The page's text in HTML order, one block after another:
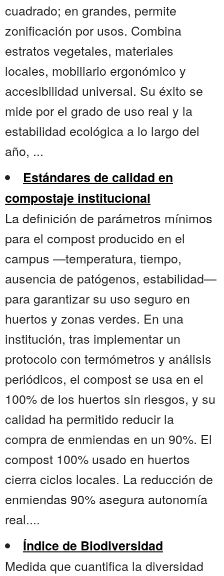
cuadrado; en grandes, permite
zonificación por usos. Combina
estratos vegetales, materiales
locales, mobiliario ergonómico y
accesibilidad universal. Su éxito se
mide por el grado de uso real y la
estabilidad ecológica a lo largo del
año, ...
Estándares de calidad en
compostaje institucional
La definición de parámetros mínimos
para el compost producido en el
campus —temperatura, tiempo,
ausencia de patógenos, estabilidad—
para garantizar su uso seguro en
huertos y zonas verdes. En una
institución, tras implementar un
protocolo con termómetros y análisis
periódicos, el compost se usa en el
100% de los huertos sin riesgos, y su
calidad ha permitido reducir la
compra de enmiendas en un 90%. El
compost 100% usado en huertos
cierra ciclos locales. La reducción de
enmiendas 90% asegura autonomía
real....
Índice de Biodiversidad
Medida que cuantifica la diversidad